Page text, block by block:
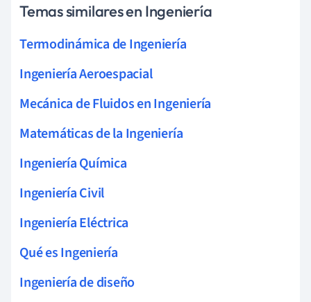
Temas similares en Ingeniería
Termodinámica de Ingeniería
Ingeniería Aeroespacial
Mecánica de Fluidos en Ingeniería
Matemáticas de la Ingeniería
Ingeniería Química
Ingeniería Civil
Ingeniería Eléctrica
Qué es Ingeniería
Ingeniería de diseño